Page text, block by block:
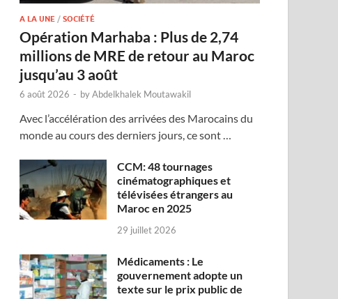
A LA UNE /SOCIÉTÉ
Opération Marhaba : Plus de 2,74
millions de MRE de retour au Maroc
jusqu’au 3 août
6 août 2026 - byAbdelkhalek Moutawakil
Avec l’accélération des arrivées des Marocains du
monde au cours des derniers jours, ce sont …
CCM: 48 tournages
cinématographiques et
télévisées étrangers au
Maroc en 2025
29 juillet 2026
Médicaments : Le
gouvernement adopte un
texte sur le prix public de